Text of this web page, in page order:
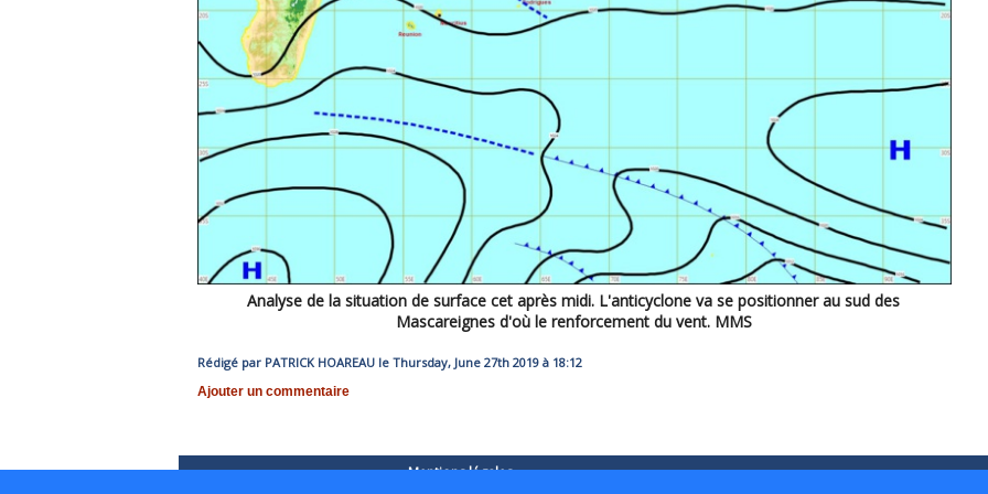
Analyse de la situation de surface cet après midi. L'anticyclone va se positionner au sud des
Mascareignes d'où le renforcement du vent. MMS
Rédigé par PATRICK HOAREAU le Thursday, June 27th 2019 à 18:12
Ajouter un commentaire
Mentions légales